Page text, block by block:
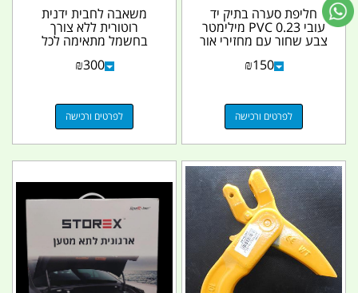
חליפת סערה בתיק יד
עובי 0.23 PVC מילימטר
צבע שחור עם מחזירי אור
₪150
לפרטים ורכישה
משאבה לחבית ידנית
רוטורית ללא צורך
בחשמל מתאימה לכל
נוזלים...
₪300
לפרטים ורכישה